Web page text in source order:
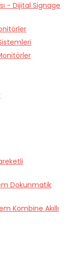
- Dijital Signage
Dokunmatik
Kombine Akıllı